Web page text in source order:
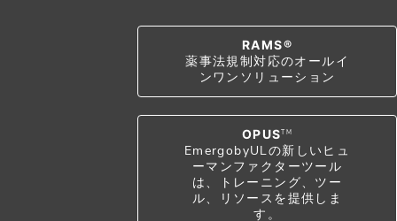
RAMS®
薬事法規制対応のオールイ
ンワンソリューション
OPUSTM
EmergobyULの新しいヒュ
ーマンファクターツール
は、トレーニング、ツー
ル、リソースを提供しま
す。